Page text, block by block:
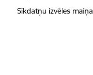
Sīkdatņu izvēles maiņa